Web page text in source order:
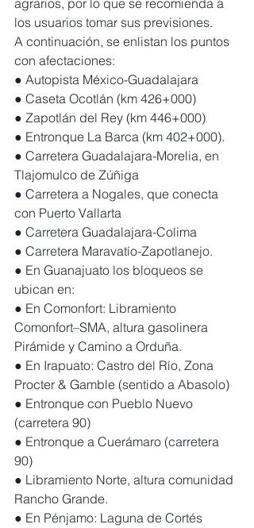
agrarios, por lo que se recomienda a
los usuarios tomar sus previsiones.
A continuación, se enlistan los puntos
con afectaciones:
● Autopista México-Guadalajara
● Caseta Ocotlán (km 426+000)
● Zapotlán del Rey (km 446+000)
● Entronque La Barca (km 402+000).
● Carretera Guadalajara-Morelia, en
Tlajomulco de Zúñiga
● Carretera a Nogales, que conecta
con Puerto Vallarta
● Carretera Guadalajara-Colima
● Carretera Maravatío-Zapotlanejo.
● En Guanajuato los bloqueos se
ubican en:
● En Comonfort: Libramiento
Comonfort–SMA, altura gasolinera
Pirámide y Camino a Orduña.
● En Irapuato: Castro del Río, Zona
Procter & Gamble (sentido a Abasolo)
● Entronque con Pueblo Nuevo
(carretera 90)
● Entronque a Cuerámaro (carretera
90)
● Libramiento Norte, altura comunidad
Rancho Grande.
● En Pénjamo: Laguna de Cortés